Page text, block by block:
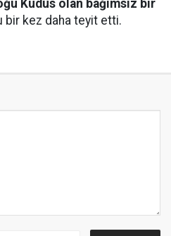
Kudüs olan bağımsız bir
bir kez daha teyit etti.